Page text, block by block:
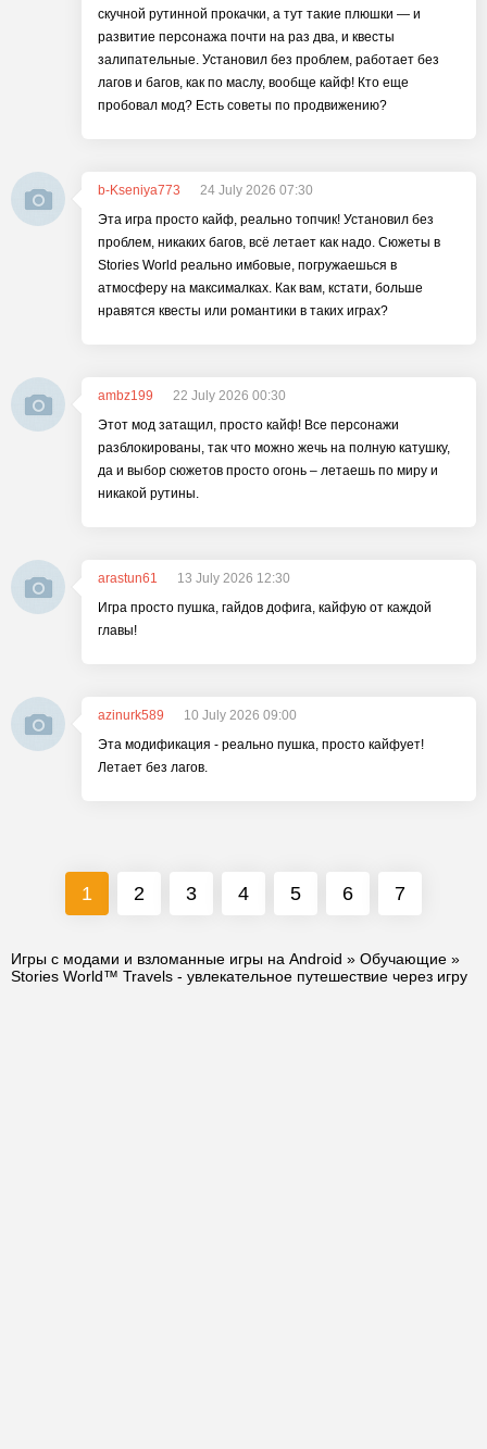
скучной рутинной прокачки, а тут такие плюшки — и
развитие персонажа почти на раз два, и квесты
залипательные. Установил без проблем, работает без
лагов и багов, как по маслу, вообще кайф! Кто еще
пробовал мод? Есть советы по продвижению?
b-Kseniya773
24 July 2026 07:30
Эта игра просто кайф, реально топчик! Установил без
проблем, никаких багов, всё летает как надо. Сюжеты в
Stories World реально имбовые, погружаешься в
атмосферу на максималках. Как вам, кстати, больше
нравятся квесты или романтики в таких играх?
ambz199
22 July 2026 00:30
Этот мод затащил, просто кайф! Все персонажи
разблокированы, так что можно жечь на полную катушку,
да и выбор сюжетов просто огонь – летаешь по миру и
никакой рутины.
arastun61
13 July 2026 12:30
Игра просто пушка, гайдов дофига, кайфую от каждой
главы!
azinurk589
10 July 2026 09:00
Эта модификация - реально пушка, просто кайфует!
Летает без лагов.
1 2 3 4 5 6 7
Игры с модами и взломанные игры на Android » Обучающие »
Stories World™ Travels - увлекательное путешествие через игру